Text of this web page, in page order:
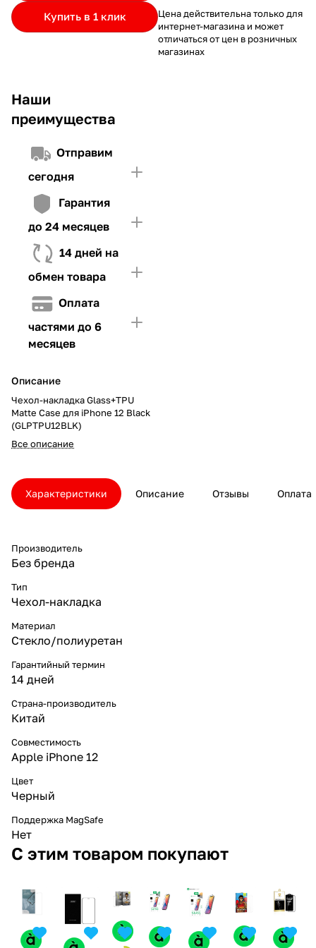
Купить в 1 клик
Наши
преимущества
Отправим
сегодня
Гарантия
до 24 месяцев
14 дней на
обмен товара
Оплата
частями до 6
месяцев
Описание
Чехол-накладка Glass+TPU
Matte Case для iPhone 12 Black
(GLPTPU12BLK)
Все описание
и Первого взноса (в случае необходимости)
частями.
Если лимит ниже стоимости товара, недостающую
сумму нужно внести Первым взносом
4. Иметь достаточно средств для внесения первой части платежа
Цена действительна только для
интернет-магазина и может
отличаться от цен в розничных
магазинах
Характеристики Описание Отзывы Оплата
Производитель
Без бренда
Тип
Чехол-накладка
Материал
Стекло/полиуретан
Гарантийный термин
14 дней
Страна-производитель
Китай
Совместимость
Apple iPhone 12
Цвет
Черный
Поддержка MagSafe
Нет
С этим товаром покупают